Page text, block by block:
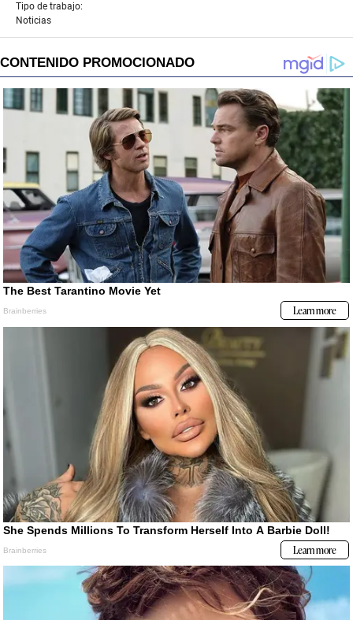
Tipo de trabajo:
Noticias